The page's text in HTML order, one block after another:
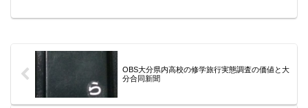
カレッジ」が来年の1月大分市で開催され
OBS大分県内高校の修学旅行実態調査の価値と大
分合同新聞